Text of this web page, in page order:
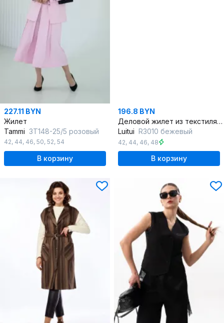
227.11 BYN
Жилет
Tammi 3Т148-25/5 розовый
42, 44, 46, 50, 52, 54
В корзину
196.8 BYN
Деловой жилет из текстиля в нейтральных тонах
Luitui R3010 бежевый
42, 44, 46, 48
В корзину